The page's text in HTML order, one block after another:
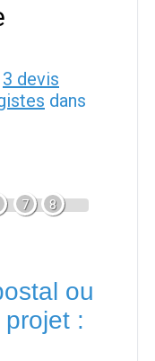
3 devis
dans
7 8
ou
: